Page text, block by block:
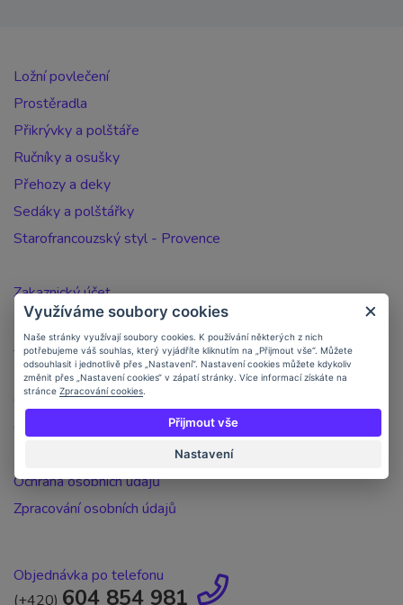
Ložní povlečení
Prostěradla
Přikrývky a polštáře
Ručníky a osušky
Přehozy a deky
Sedáky a polštářky
Starofrancouzský styl - Provence
Zakaznický účet
Registrace zákazníka
Jak nakupovat
Doprava a platba
Objednávka po telefonu
Ochrana osobních údajů
Zpracování osobních údajů
Objednávka po telefonu
(+420) 604 854 981
Využíváme soubory cookies
Naše stránky využívají soubory cookies. K používání některých z nich
potřebujeme váš souhlas, který vyjádříte kliknutím na „Přijmout vše“. Můžete
odsouhlasit i jednotlivě přes „Nastavení“. Nastavení cookies můžete kdykoliv
změnit přes „Nastavení cookies“ v zápatí stránky. Více informací získáte na
stránce Zpracování cookies
Přijmout vše
Nastavení